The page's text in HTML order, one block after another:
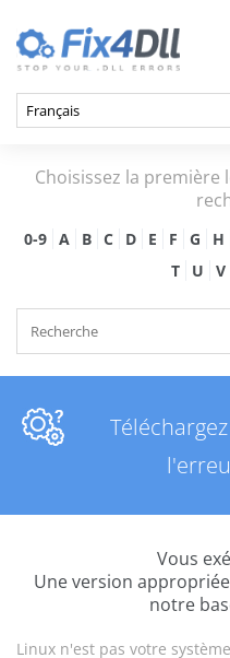
Choisissez la
0-9 A B C D E F G H
T
U V
Vous
Une version
notre
Linux n'est pas votre